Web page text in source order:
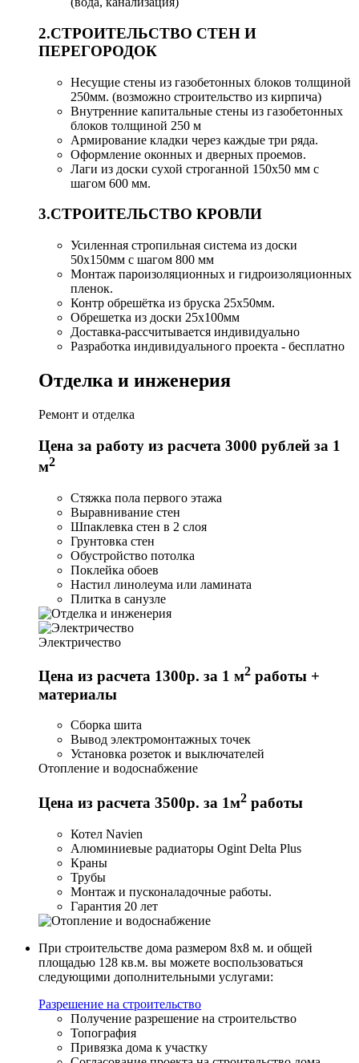
2.СТРОИТЕЛЬСТВО СТЕН И
ПЕРЕГОРОДОК
Несущие стены из газобетонных блоков толщиной
250мм. (возможно строительство из кирпича)
Внутренние капитальные стены из газобетонных
блоков толщиной 250 м
Армирование кладки через каждые три ряда.
Оформление оконных и дверных проемов.
Лаги из доски сухой строганной 150х50 мм с
шагом 600 мм.
3.СТРОИТЕЛЬСТВО КРОВЛИ
Усиленная стропильная система из доски
50х150мм с шагом 800 мм
Монтаж пароизоляционных и гидроизоляционных
пленок.
Контр обрешётка из бруска 25х50мм.
Обрешетка из доски 25х100мм
Доставка-рассчитывается индивидуально
Разработка индивидуального проекта - бесплатно
Отделка и инженерия
Ремонт и отделка
Цена за работу из расчета 3000 рублей за 1
м2
Стяжка пола первого этажа
Выравнивание стен
Шпаклевка стен в 2 слоя
Грунтовка стен
Обустройство потолка
Поклейка обоев
Настил линолеума или ламината
Плитка в санузле
Электричество
Цена из расчета 1300р. за 1 м2 работы +
материалы
Сборка шита
Вывод электромонтажных точек
Установка розеток и выключателей
Отопление и водоснабжение
Цена из расчета 3500р. за 1м2 работы
Котел Navien
Алюминиевые радиаторы Ogint Delta Plus
Краны
Трубы
Монтаж и пусконаладочные работы.
Гарантия 20 лет
При строительстве дома размером 8x8 м. и общей
площадью 128 кв.м. вы можете воспользоваться
следующими дополнительными услугами:
Разрешение на строительство
Получение разрешение на строительство
Топография
Привязка дома к участку